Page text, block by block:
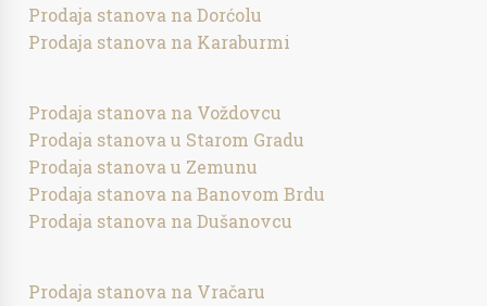
Prodaja stanova na Dorćolu
Prodaja stanova na Karaburmi
Prodaja stanova na Voždovcu
Prodaja stanova u Starom Gradu
Prodaja stanova u Zemunu
Prodaja stanova na Banovom Brdu
Prodaja stanova na Dušanovcu
Prodaja stanova na Vračaru